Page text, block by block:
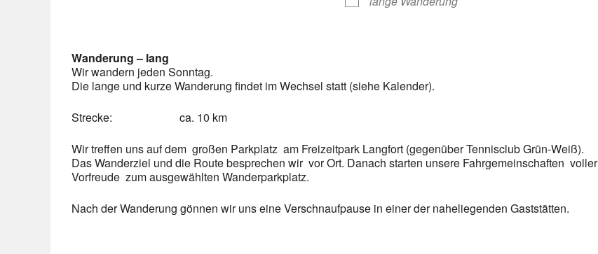
Wanderung – lang
Wir wandern jeden Sonntag.
Die lange und kurze Wanderung findet im Wechsel statt (siehe Kalender).
Strecke: ca. 10 km
Wir treffen uns auf dem großen Parkplatz am Freizeitpark Langfort (gegenüber Tennisclub Grün-Weiß).
Das Wanderziel und die Route besprechen wir vor Ort. Danach starten unsere Fahrgemeinschaften voller
Vorfreude zum ausgewählten Wanderparkplatz.
Nach der Wanderung gönnen wir uns eine Verschnaufpause in einer der naheliegenden Gaststätten.